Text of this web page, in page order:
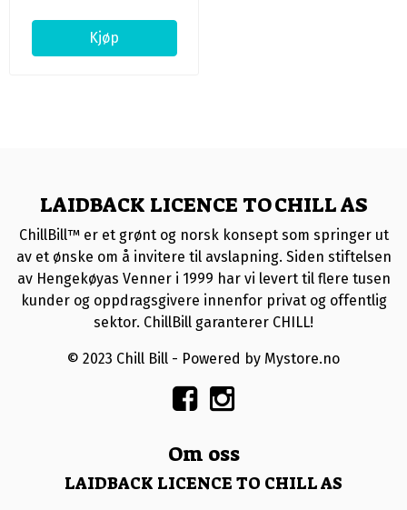
Kjøp
LAIDBACK LICENCE TO CHILL AS
ChillBill™ er et grønt og norsk konsept som springer ut
av et ønske om å invitere til avslapning. Siden stiftelsen
av Hengekøyas Venner i 1999 har vi levert til flere tusen
kunder og oppdragsgivere innenfor privat og offentlig
sektor. ChillBill garanterer CHILL!
© 2023 Chill Bill - Powered by Mystore.no
Om oss
LAIDBACK LICENCE TO CHILL AS